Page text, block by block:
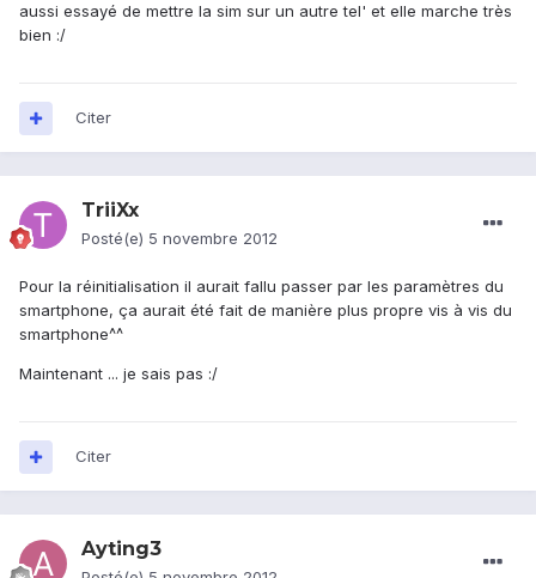
aussi essayé de mettre la sim sur un autre tel' et elle marche très
bien :/
Citer
TriiXx
Posté(e) 5 novembre 2012
Pour la réinitialisation il aurait fallu passer par les paramètres du
smartphone, ça aurait été fait de manière plus propre vis à vis du
smartphone^^
Maintenant ... je sais pas :/
Citer
Ayting3